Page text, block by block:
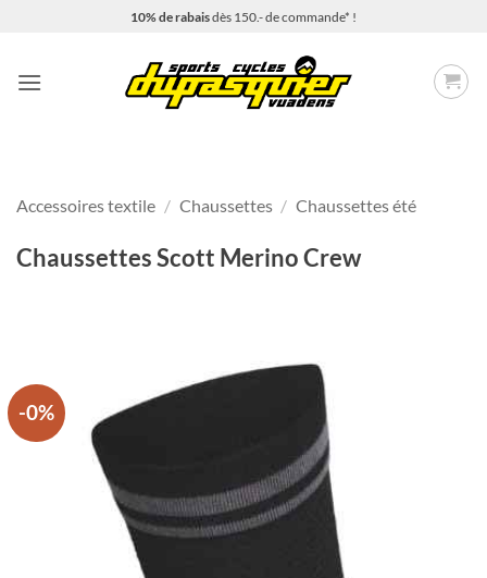
10% de rabaisdès 150.- de commande* !
Accessoires textile / Chaussettes / Chaussettes été
Chaussettes Scott Merino Crew
-0%